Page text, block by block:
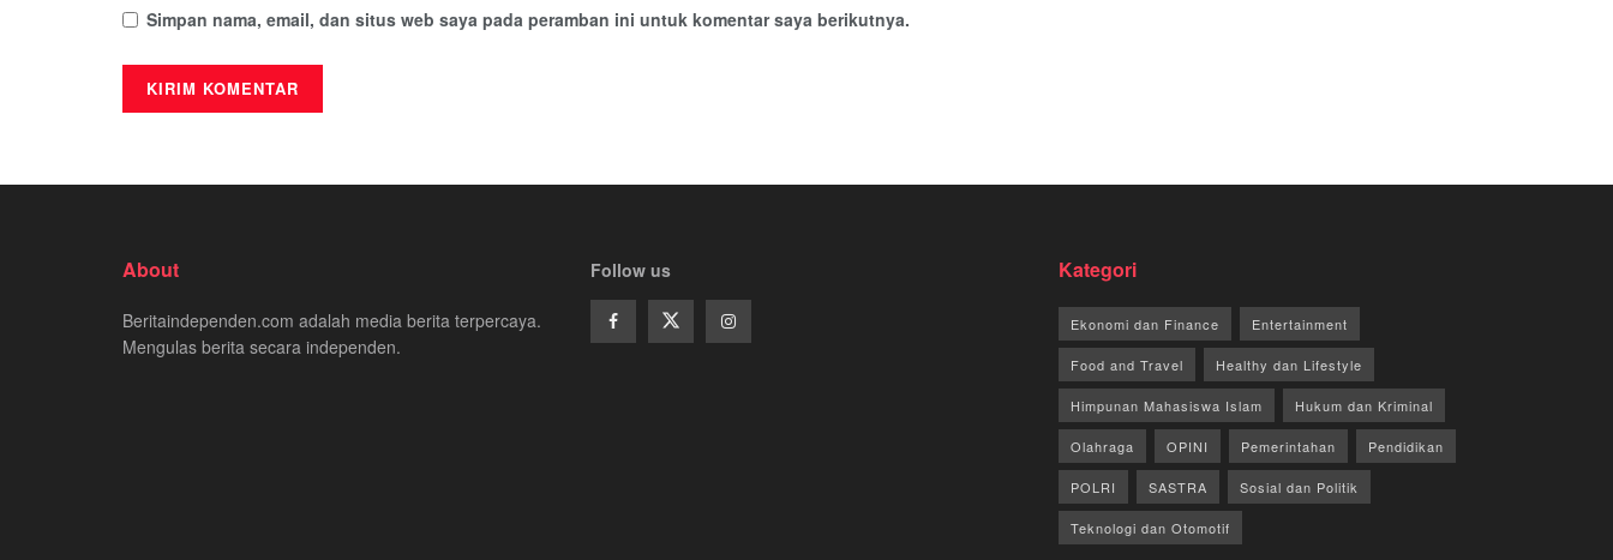
Simpan nama, email, dan situs web saya pada peramban ini untuk komentar saya berikutnya.
About
Beritaindependen.com adalah media berita terpercaya.
Mengulas berita secara independen.
Follow us Kategori
Ekonomi dan Finance Entertainment
Food and Travel Healthy dan Lifestyle
Himpunan Mahasiswa Islam Hukum dan Kriminal
Olahraga OPINI Pemerintahan Pendidikan
POLRI SASTRA Sosial dan Politik
Teknologi dan Otomotif